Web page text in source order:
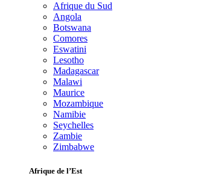
Afrique du Sud
Angola
Botswana
Comores
Eswatini
Lesotho
Madagascar
Malawi
Maurice
Mozambique
Namibie
Seychelles
Zambie
Zimbabwe
Afrique de l’Est